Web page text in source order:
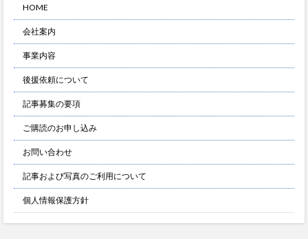
HOME
会社案内
事業内容
後援依頼について
記事募集の要項
ご購読のお申し込み
お問い合わせ
記事および写真のご利用について
個人情報保護方針